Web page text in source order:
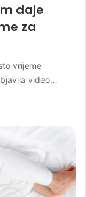
daje
za
vrijeme
video…